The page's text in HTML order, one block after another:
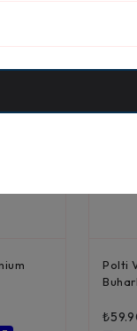
Polti
₺